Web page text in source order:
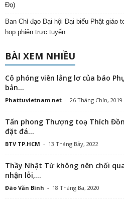
Đọ)
Ban Chỉ đạo Đại hội Đại biểu Phật giáo
họp phiên trực tuyến
BÀI XEM NHIỀU
Cô phóng viên lẳng lơ của báo
bản...
Phattuvietnam.net - 26 Tháng Chín, 2019
Tấn phong Thượng toạ Thích
đặt đá...
BTV TP.HCM - 13 Tháng Bảy, 2022
Thầy Nhật Từ không nên chối
nhận lỗi,...
Đào Văn Bình - 18 Tháng Ba, 2020